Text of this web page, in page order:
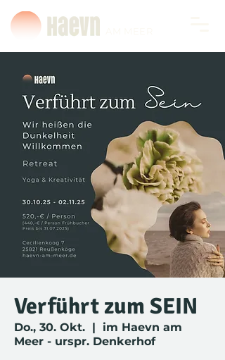
Verführt zum SEIN
Do., 30. Okt.
  |
im Haevn am
Meer - urspr. Denkerhof